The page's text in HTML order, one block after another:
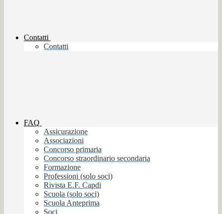
Contatti
Contatti
FAQ
Assicurazione
Associazioni
Concorso primaria
Concorso straordinario secondaria
Formazione
Professioni (solo soci)
Rivista E.F. Capdi
Scuola (solo soci)
Scuola Anteprima
Soci